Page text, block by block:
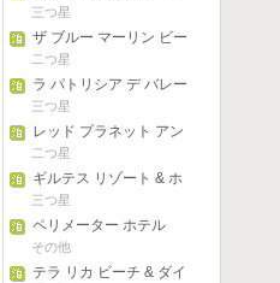
ホテル + ウォーターパ
ーク
三つ星
ザ ブルー マーリン ビー
チ リゾート
二つ星
ラ パトリシア デ バレー
三つ星
レッド プラネット アン
ヘレス シティ
二つ星
ギルテス リゾート & ホ
テル
三つ星
ペリメーター ホテル
その他
テラ リカ ビーチ & ダイ